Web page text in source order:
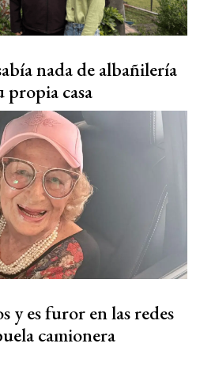
nada de albañilería
propia casa
y es furor en las redes
camionera